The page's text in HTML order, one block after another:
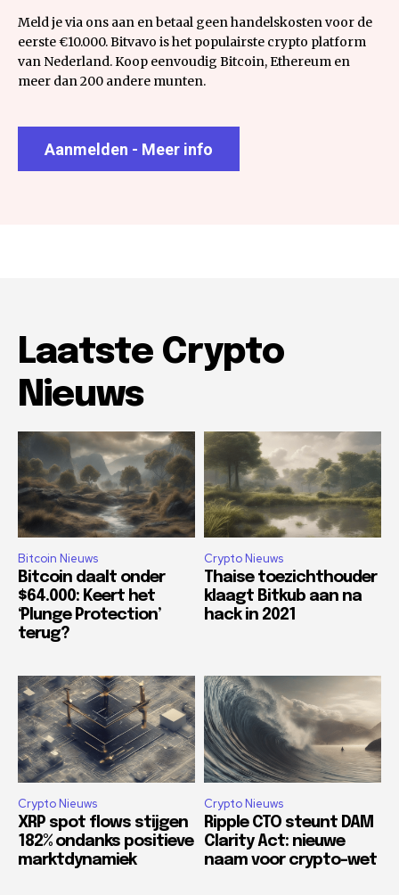
Meld je via ons aan en betaal geen handelskosten voor de
eerste €10.000. Bitvavo is het populairste crypto platform
van Nederland. Koop eenvoudig Bitcoin, Ethereum en
meer dan 200 andere munten.
Aanmelden - Meer info
Laatste Crypto
Nieuws
Bitcoin Nieuws
Bitcoin daalt onder
$64.000: Keert het
‘Plunge Protection’
terug?
Crypto Nieuws
Thaise toezichthouder
klaagt Bitkub aan na
hack in 2021
Crypto Nieuws
XRP spot flows stijgen
182% ondanks positieve
marktdynamiek
Crypto Nieuws
Ripple CTO steunt DAM
Clarity Act: nieuwe
naam voor crypto-wet